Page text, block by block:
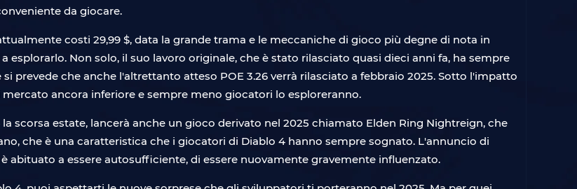
da giocare.
costi 29,99 $, data la grande trama e le meccaniche di gioco più degne di nota in
Non solo, il suo lavoro originale, che è stato rilasciato quasi dieci anni fa, ha sempre
prevede che anche l'altrettanto atteso POE 3.26 verrà rilasciato a febbraio 2025. Sotto l'impatto
ancora inferiore e sempre meno giocatori lo esploreranno.
scorsa estate, lancerà anche un gioco derivato nel 2025 chiamato Elden Ring Nightreign, che
che è una caratteristica che i giocatori di Diablo 4 hanno sempre sognato. L'annuncio di
abituato a essere autosufficiente, di essere nuovamente gravemente influenzato.